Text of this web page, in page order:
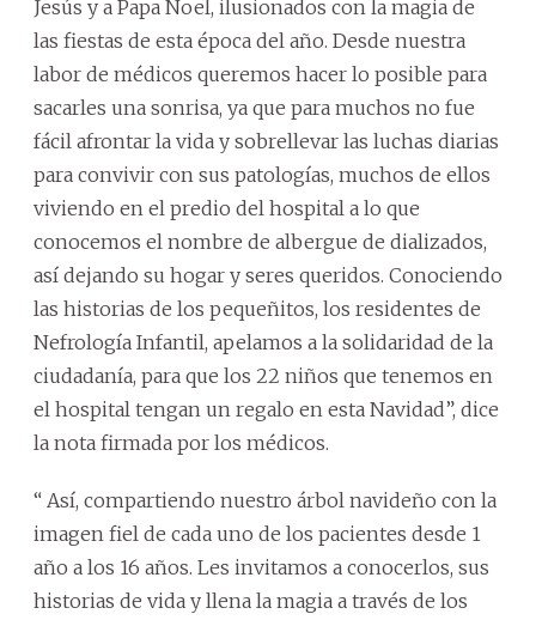
Jesús y a Papa Noel, ilusionados con la magia de
las fiestas de esta época del año. Desde nuestra
labor de médicos queremos hacer lo posible para
sacarles una sonrisa, ya que para muchos no fue
fácil afrontar la vida y sobrellevar las luchas diarias
para convivir con sus patologías, muchos de ellos
viviendo en el predio del hospital a lo que
conocemos el nombre de albergue de dializados,
así dejando su hogar y seres queridos. Conociendo
las historias de los pequeñitos, los residentes de
Nefrología Infantil, apelamos a la solidaridad de la
ciudadanía, para que los 22 niños que tenemos en
el hospital tengan un regalo en esta Navidad”, dice
la nota firmada por los médicos.
“ Así, compartiendo nuestro árbol navideño con la
imagen fiel de cada uno de los pacientes desde 1
año a los 16 años. Les invitamos a conocerlos, sus
historias de vida y llena la magia a través de los